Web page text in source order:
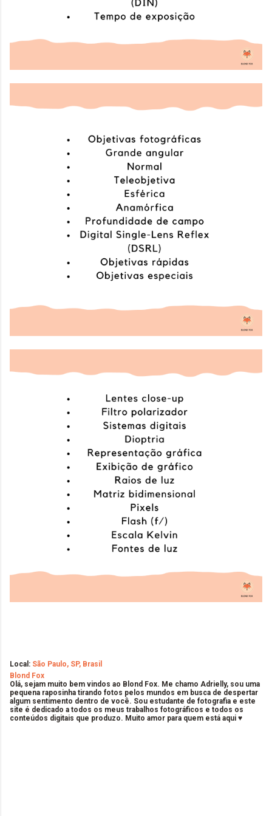
Local: São Paulo, SP, Brasil
Blond Fox
Olá, sejam muito bem vindos ao Blond Fox. Me chamo Adrielly, sou uma
pequena raposinha tirando fotos pelos mundos em busca de despertar
algum sentimento dentro de você. Sou estudante de fotografia e este
site é dedicado a todos os meus trabalhos fotográficos e todos os
conteúdos digitais que produzo. Muito amor para quem está aqui ♥